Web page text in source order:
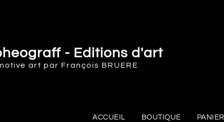
- Editions d'art
art par François BRUERE
ACCUEIL BOUTIQUE PANIER